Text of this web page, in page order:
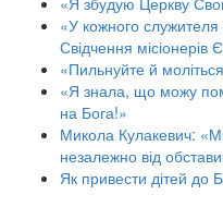
«У кожного служителя
Свідчення місіонерів
«Пильнуйте й
«Я знала, що можу
на Бога!»
Микола Кулакевич:
незалежно від
Як привести дітей до